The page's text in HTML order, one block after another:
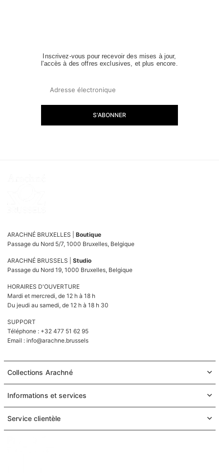
Inscrivez-vous pour recevoir des mises à jour,
l'accès à des offres exclusives, et plus encore.
S'ABONNER
ARACHNÉ BRUXELLES | Boutique
Passage du Nord 5/7, 1000 Bruxelles, Belgique
ARACHNÉ BRUSSELS | Studio
Passage du Nord 19, 1000 Bruxelles, Belgique
HORAIRES D'OUVERTURE
Mardi et mercredi, de 12 h à 18 h
Du jeudi au samedi, de 12 h à 18 h 30
SUPPORT
Téléphone : +32 477 51 62 95
Email : info@arachne.brussels
Collections Arachné
Informations et services
Service clientèle